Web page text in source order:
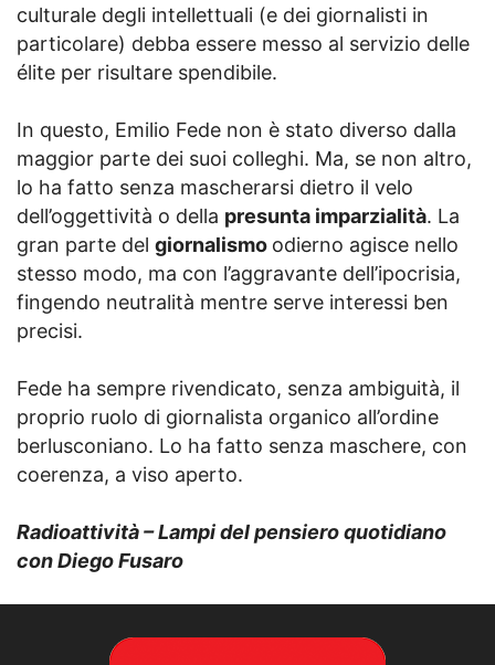
culturale degli intellettuali (e dei giornalisti in
particolare) debba essere messo al servizio delle
élite per risultare spendibile.
In questo, Emilio Fede non è stato diverso dalla
maggior parte dei suoi colleghi. Ma, se non altro,
lo ha fatto senza mascherarsi dietro il velo
dell’oggettività o della presunta imparzialità. La
gran parte del giornalismo odierno agisce nello
stesso modo, ma con l’aggravante dell’ipocrisia,
fingendo neutralità mentre serve interessi ben
precisi.
Fede ha sempre rivendicato, senza ambiguità, il
proprio ruolo di giornalista organico all’ordine
berlusconiano. Lo ha fatto senza maschere, con
coerenza, a viso aperto.
Radioattività – Lampi del pensiero quotidiano
con Diego Fusaro